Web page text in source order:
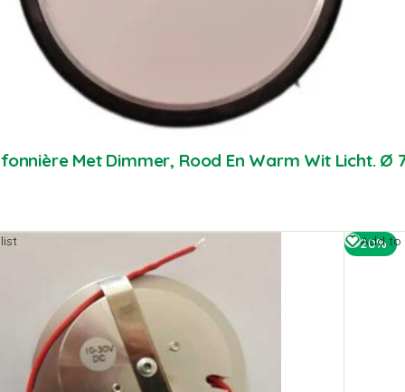
Met Dimmer, Rood En Warm Wit Licht. Ø
-20%
Add to